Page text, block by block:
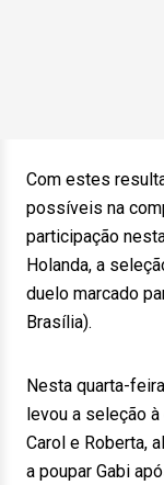
Com estes
possíveis na
participação
Holanda, a
duelo marcado
Brasília).
Nesta quarta-
levou a seleção à
Carol e Roberta,
a poupar Gabi